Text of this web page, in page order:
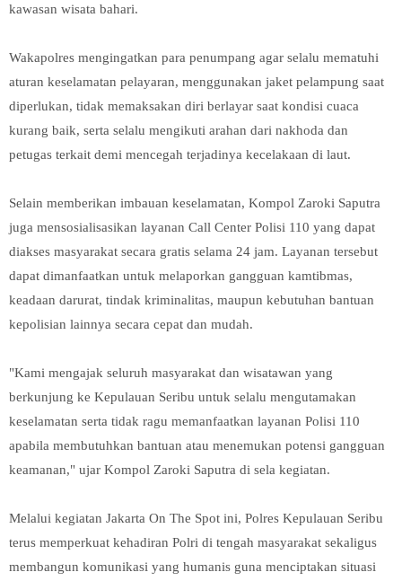
kawasan wisata bahari.
Wakapolres mengingatkan para penumpang agar selalu mematuhi
aturan keselamatan pelayaran, menggunakan jaket pelampung saat
diperlukan, tidak memaksakan diri berlayar saat kondisi cuaca
kurang baik, serta selalu mengikuti arahan dari nakhoda dan
petugas terkait demi mencegah terjadinya kecelakaan di laut.
Selain memberikan imbauan keselamatan, Kompol Zaroki Saputra
juga mensosialisasikan layanan Call Center Polisi 110 yang dapat
diakses masyarakat secara gratis selama 24 jam. Layanan tersebut
dapat dimanfaatkan untuk melaporkan gangguan kamtibmas,
keadaan darurat, tindak kriminalitas, maupun kebutuhan bantuan
kepolisian lainnya secara cepat dan mudah.
"Kami mengajak seluruh masyarakat dan wisatawan yang
berkunjung ke Kepulauan Seribu untuk selalu mengutamakan
keselamatan serta tidak ragu memanfaatkan layanan Polisi 110
apabila membutuhkan bantuan atau menemukan potensi gangguan
keamanan," ujar Kompol Zaroki Saputra di sela kegiatan.
Melalui kegiatan Jakarta On The Spot ini, Polres Kepulauan Seribu
terus memperkuat kehadiran Polri di tengah masyarakat sekaligus
membangun komunikasi yang humanis guna menciptakan situasi